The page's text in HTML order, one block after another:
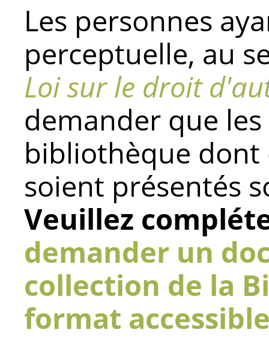
Les personnes
perceptuelle, au
Loi sur le droit
demander que
bibliothèque dont
soient présentés
Veuillez
demander un
collection de la
format